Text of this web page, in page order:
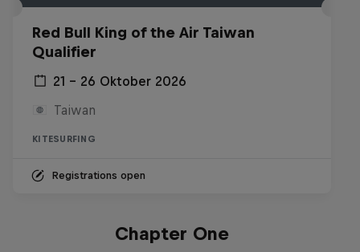
Red Bull King of the Air Taiwan
Qualifier
21 – 26 Oktober 2026
Taiwan
KITESURFING
Registrations open
Chapter One